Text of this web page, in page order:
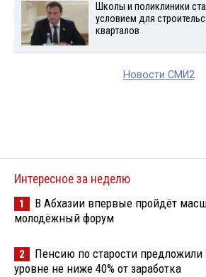
Школы и поликлиники
условием для
кварталов
Новости СМИ2
Интересное за неделю
1
В Абхазии впервые пройдёт
молодёжный форум
2
Пенсию по старости предложили
уровне не ниже 40% от заработка